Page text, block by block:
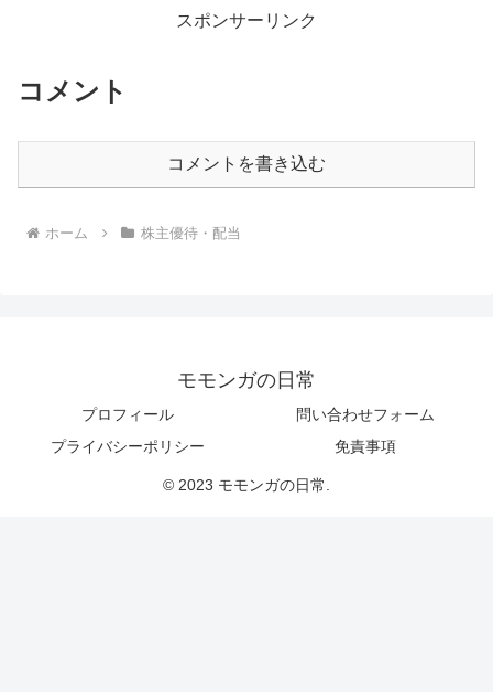
スポンサーリンク
コメント
コメントを書き込む
ホーム 株主優待・配当
モモンガの日常
プロフィール
問い合わせフォーム
プライバシーポリシー
免責事項
© 2023 モモンガの日常.